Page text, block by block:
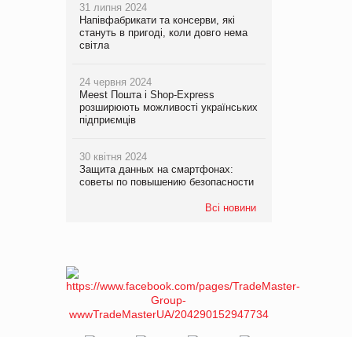
31 липня 2024
Напівфабрикати та консерви, які
стануть в пригоді, коли довго нема
світла
24 червня 2024
Meest Пошта і Shop-Express
розширюють можливості українських
підприємців
30 квітня 2024
Защита данных на смартфонах:
советы по повышению безопасности
Всі новини